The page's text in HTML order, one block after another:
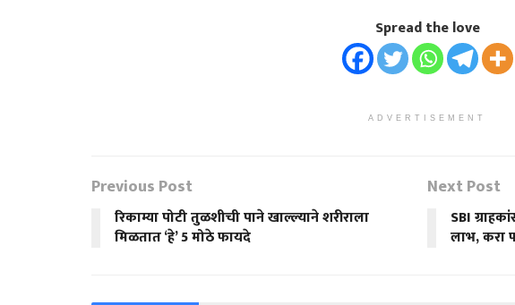
Spread the love
ADVERTISEMENT
Previous Post
रिकाम्या पोटी तुळशीची पाने खाल्ल्याने शरीराला
मिळतात ‘हे’ 5 मोठे फायदे
Next Post
SBI
लाभ, करा